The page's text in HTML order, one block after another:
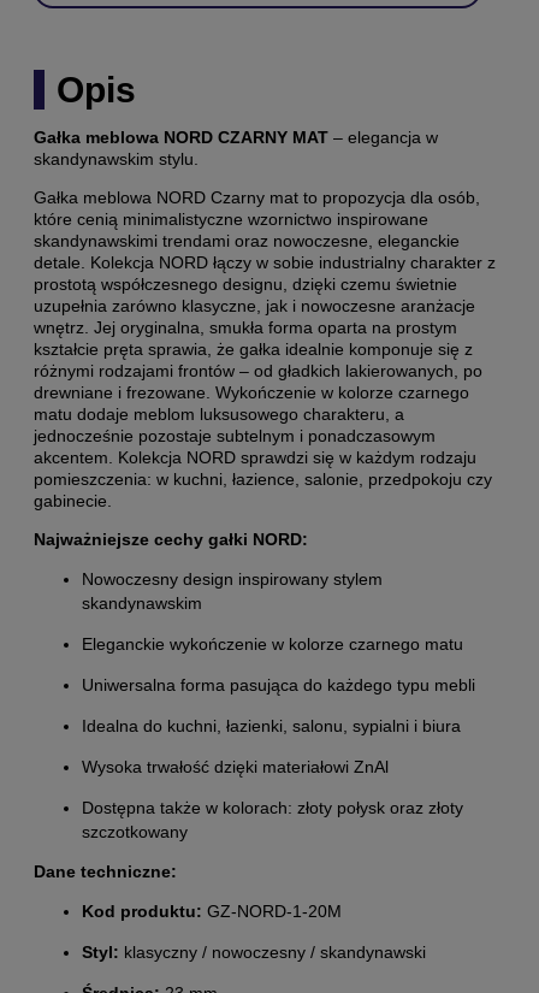
Opis
Gałka meblowa NORD CZARNY MAT – elegancja w
skandynawskim stylu.
Gałka meblowa NORD Czarny mat to propozycja dla osób,
które cenią minimalistyczne wzornictwo inspirowane
skandynawskimi trendami oraz nowoczesne, eleganckie
detale. Kolekcja NORD łączy w sobie industrialny charakter z
prostotą współczesnego designu, dzięki czemu świetnie
uzupełnia zarówno klasyczne, jak i nowoczesne aranżacje
wnętrz. Jej oryginalna, smukła forma oparta na prostym
kształcie pręta sprawia, że gałka idealnie komponuje się z
różnymi rodzajami frontów – od gładkich lakierowanych, po
drewniane i frezowane. Wykończenie w kolorze czarnego
matu dodaje meblom luksusowego charakteru, a
jednocześnie pozostaje subtelnym i ponadczasowym
akcentem. Kolekcja NORD sprawdzi się w każdym rodzaju
pomieszczenia: w kuchni, łazience, salonie, przedpokoju czy
gabinecie.
Najważniejsze cechy gałki NORD:
Nowoczesny design inspirowany stylem
skandynawskim
Eleganckie wykończenie w kolorze czarnego matu
Uniwersalna forma pasująca do każdego typu mebli
Idealna do kuchni, łazienki, salonu, sypialni i biura
Wysoka trwałość dzięki materiałowi ZnAl
Dostępna także w kolorach: złoty połysk oraz złoty
szczotkowany
Dane techniczne:
Kod produktu: GZ-NORD-1-20M
Styl: klasyczny / nowoczesny / skandynawski